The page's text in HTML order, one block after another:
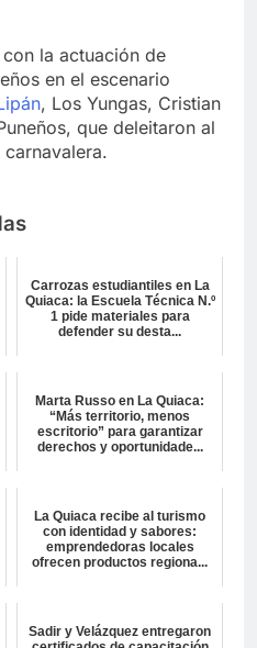
la actuación de
en el escenario
, Los Yungas, Cristian
que deleitaron al
Carrozas estudiantiles en La
Quiaca: la Escuela Técnica N.º
1 pide materiales para
defender su desta...
Marta Russo en La Quiaca:
“Más territorio, menos
escritorio” para garantizar
derechos y oportunidade...
La Quiaca recibe al turismo
con identidad y sabores:
emprendedoras locales
ofrecen productos regiona...
Sadir y Velázquez entregaron